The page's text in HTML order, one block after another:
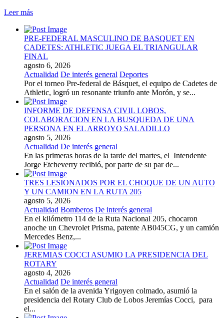
Leer más
PRE-FEDERAL MASCULINO DE BASQUET EN
CADETES: ATHLETIC JUEGA EL TRIANGULAR
FINAL
agosto 6, 2026
Actualidad De interés general Deportes
Por el torneo Pre-federal de Básquet, el equipo de Cadetes de
Athletic, logró un resonante triunfo ante Morón, y se...
INFORME DE DEFENSA CIVIL LOBOS,
COLABORACION EN LA BUSQUEDA DE UNA
PERSONA EN EL ARROYO SALADILLO
agosto 5, 2026
Actualidad De interés general
En las primeras horas de la tarde del martes, el Intendente
Jorge Etcheverry recibió, por parte de su par de...
TRES LESIONADOS POR EL CHOQUE DE UN AUTO
Y UN CAMION EN LA RUTA 205
agosto 5, 2026
Actualidad Bomberos De interés general
En el kilómetro 114 de la Ruta Nacional 205, chocaron
anoche un Chevrolet Prisma, patente AB045CG, y un camión
Mercedes Benz,...
JEREMIAS COCCI ASUMIO LA PRESIDENCIA DEL
ROTARY
agosto 4, 2026
Actualidad De interés general
En el salón de la avenida Yrigoyen colmado, asumió la
presidencia del Rotary Club de Lobos Jeremías Cocci, para
el...